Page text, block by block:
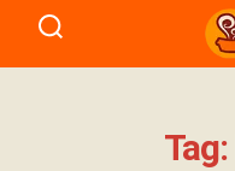
Tag: